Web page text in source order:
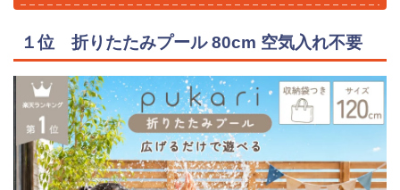
１位 折りたたみプール 80cm 空気入れ不要